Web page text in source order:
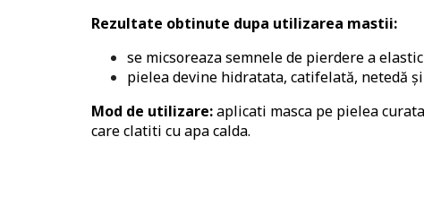
Rezultate obtinute dupa utilizarea mastii:
se micsoreaza semnele de pierdere a
pielea devine hidratata, catifelată, netedă
Mod de utilizare:aplicati masca pe pielea
care clatiti cu apa calda.